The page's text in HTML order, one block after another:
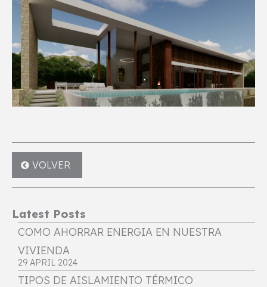
VOLVER
Latest Posts
COMO AHORRAR ENERGIA EN NUESTRA
VIVIENDA
29 APRIL 2024
TIPOS DE AISLAMIENTO TÉRMICO